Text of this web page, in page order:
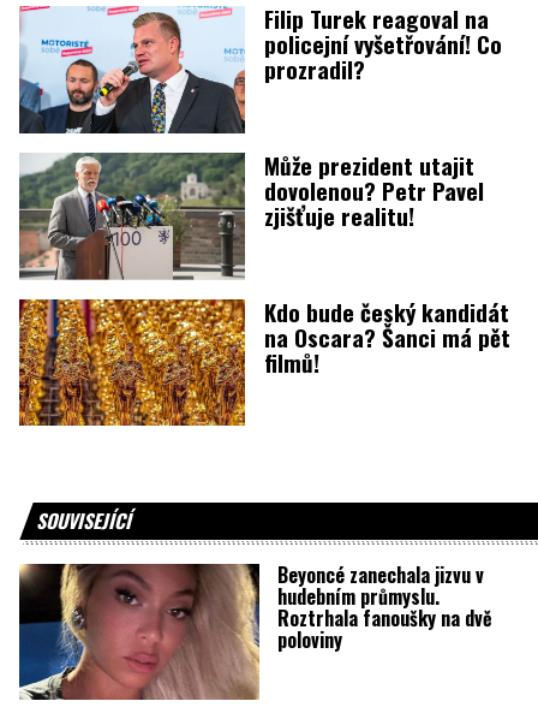
Filip Turek reagoval na
policejní vyšetřování! Co
prozradil?
Může prezident utajit
dovolenou? Petr Pavel
zjišťuje realitu!
Kdo bude český kandidát
na Oscara? Šanci má pět
filmů!
SOUVISEJÍCÍ
Beyoncé zanechala jizvu v
hudebním průmyslu.
Roztrhala fanoušky na dvě
poloviny